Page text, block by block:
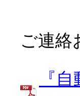
ご連絡
『